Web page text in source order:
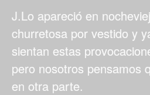
J.Lo apareció en
churretosa por vestido y
sientan estas
pero nosotros pensamos
en otra parte.